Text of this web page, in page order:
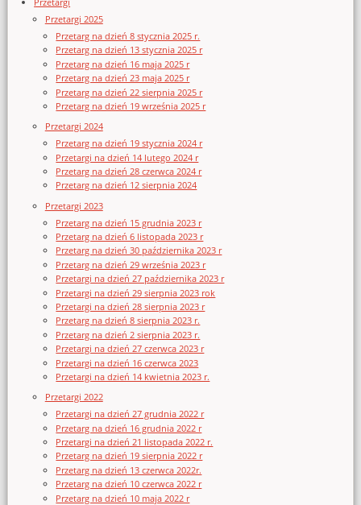
Przetargi 2025
Przetarg na dzień 8 stycznia 2025 r.
Przetarg na dzień 13 stycznia 2025 r
Przetarg na dzień 16 maja 2025 r
Przetarg na dzień 23 maja 2025 r
Przetarg na dzień 22 sierpnia 2025 r
Przetarg na dzień 19 września 2025 r
Przetargi 2024
Przetarg na dzień 19 stycznia 2024 r
Przetargi na dzień 14 lutego 2024 r
Przetarg na dzień 28 czerwca 2024 r
Przetarg na dzień 12 sierpnia 2024
Przetargi 2023
Przetarg na dzień 15 grudnia 2023 r
Przetarg na dzień 6 listopada 2023 r
Przetarg na dzień 30 października 2023 r
Przetarg na dzień 29 września 2023 r
Przetargi na dzień 27 października 2023 r
Przetargi na dzień 29 sierpnia 2023 rok
Przetargi na dzień 28 sierpnia 2023 r
Przetarg na dzień 8 sierpnia 2023 r.
Przetarg na dzień 2 sierpnia 2023 r.
Przetargi na dzień 27 czerwca 2023 r
Przetargi na dzień 16 czerwca 2023
Przetargi na dzień 14 kwietnia 2023 r.
Przetargi 2022
Przetargi na dzień 27 grudnia 2022 r
Przetarg na dzień 16 grudnia 2022 r
Przetargi na dzień 21 listopada 2022 r.
Przetarg na dzień 19 sierpnia 2022 r
Przetarg na dzień 13 czerwca 2022r.
Przetarg na dzień 10 czerwca 2022 r
Przetarg na dzień 10 maja 2022 r